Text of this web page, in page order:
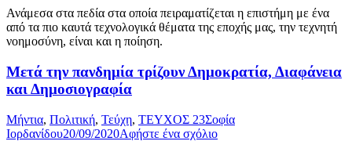
Ανάμεσα στα πεδία στα οποία πειραματίζεται η επιστήμη με ένα
από τα πιο καυτά τεχνολογικά θέματα της εποχής μας, την τεχνητή
νοημοσύνη, είναι και η ποίηση.
Μετά την πανδημία τρίζουν Δημοκρατία, Διαφάνεια
και Δημοσιογραφία
Μήντια, Πολιτική, Τεύχη, ΤΕΥΧΟΣ 23Σοφία
Ιορδανίδου20/09/2020Αφήστε ένα σχόλιο